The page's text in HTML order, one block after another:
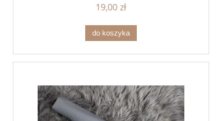
19,00 zł
do koszyka